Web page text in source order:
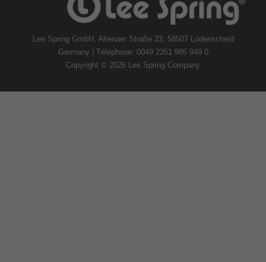
Lee Spring GmbH, Altenaer Straße 23, 58507 Lüdenscheid
Germany | Téléphone: 0049 2351 985 949 0
Copyright © 2026 Lee Spring Company